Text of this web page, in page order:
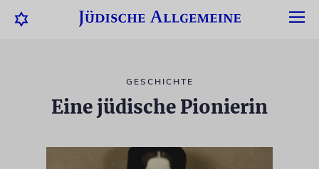
GESCHICHTE
Eine jüdische Pionierin